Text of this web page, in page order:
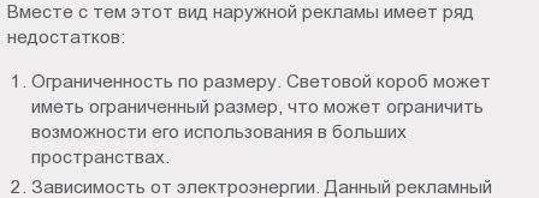
Вместе с тем этот вид наружной рекламы имеет ряд
недостатков:
Ограниченность по размеру. Световой короб может
иметь ограниченный размер, что может ограничить
возможности его использования в больших
пространствах.
Зависимость от электроэнергии. Данный рекламный